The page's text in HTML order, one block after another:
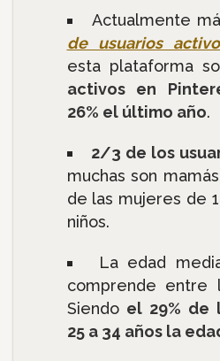
Actualmente
de usuarios
esta plataforma
activos en
26% el último año.
2/3 de los
muchas son
de las mujeres de
niños.
La edad
comprende entre
Siendo el 29% de
25 a 34 años la